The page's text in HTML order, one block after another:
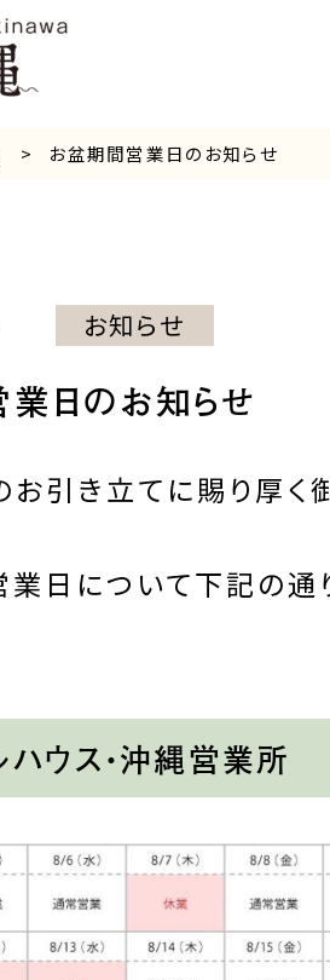
お盆期間営業日のお知らせ
お知らせ
日のお知らせ
引き立てに賜り厚く
日について下記の通
ウス・沖縄営業所